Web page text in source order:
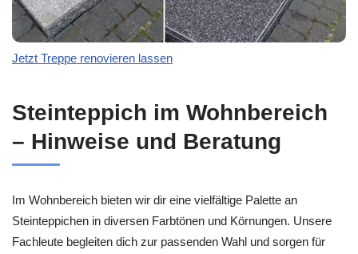
Jetzt Treppe renovieren lassen
Steinteppich im Wohnbereich
– Hinweise und Beratung
Im Wohnbereich bieten wir dir eine vielfältige Palette an
Steinteppichen in diversen Farbtönen und Körnungen. Unsere
Fachleute begleiten dich zur passenden Wahl und sorgen für